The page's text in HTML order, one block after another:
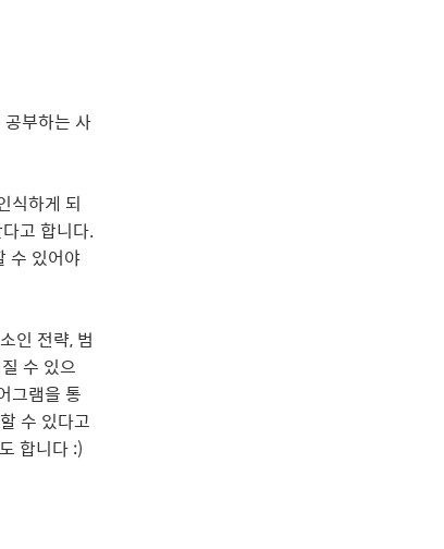
부하는 사
식하게 되
고 합니다.
수 있어야
인 전략, 범
수 있으
그램을 통
수 있다고
합니다 :)